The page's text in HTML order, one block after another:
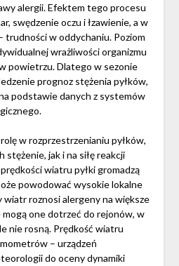
alergii. Efektem tego procesu
swędzenie oczu i łzawienie, a w
trudności w oddychaniu. Poziom
wrażliwości organizmu
powietrzu. Dlatego w sezonie
prognoz stężenia pyłków,
podstawie danych z systemów
w rozprzestrzenianiu pyłków,
stężenie, jak i na siłę reakcji
wiatru pyłki gromadzą
powodować wysokie lokalne
wiatr roznosi alergeny na większe
mogą one dotrzeć do rejonów, w
nie rosną. Prędkość wiatru
– urządzeń
do oceny dynamiki